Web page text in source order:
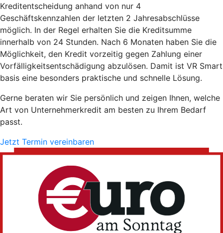
Kreditentscheidung anhand von nur 4
Geschäftskennzahlen der letzten 2 Jahresabschlüsse
möglich. In der Regel erhalten Sie die Kreditsumme
innerhalb von 24 Stunden. Nach 6 Monaten haben Sie die
Möglichkeit, den Kredit vorzeitig gegen Zahlung einer
Vorfälligkeitsentschädigung abzulösen. Damit ist VR Smart
basis eine besonders praktische und schnelle Lösung.
Gerne beraten wir Sie persönlich und zeigen Ihnen, welche
Art von Unternehmerkredit am besten zu Ihrem Bedarf
passt.
Jetzt Termin vereinbaren